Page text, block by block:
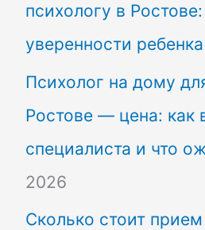
психологу в
уверенности ребенка
Психолог на дому
Ростове — цена: как
специалиста и что
2026
Сколько стоит прием